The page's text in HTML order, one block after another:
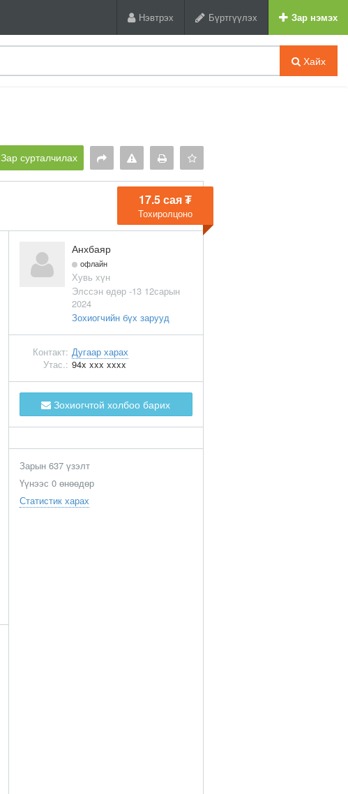
Нэвтрэх Бүртгүүлэх Зар нэмэх
Хайх
Зар сурталчилах
17.5 сая ₮
Тохиролцоно
Анхбаяр
офлайн
Хувь хүн
Элссэн өдөр -13 12сарын
2024
Зохиогчийн бүх зарууд
Контакт: Дугаар харах
Утас.: 94x xxx xxxx
Зохиогчтой холбоо барих
Зарын 637 үзэлт
Үүнээс 0 өнөөдөр
Статистик харах